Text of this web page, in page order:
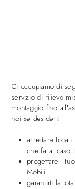
Ci occupiamo di
servizio di rilievo
montaggio fino
noi se desideri:
arredare locali
che fa al caso
progettare i
Mobili
garantirti la